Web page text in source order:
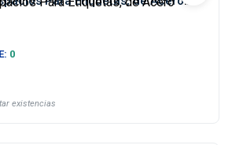
0
existencias